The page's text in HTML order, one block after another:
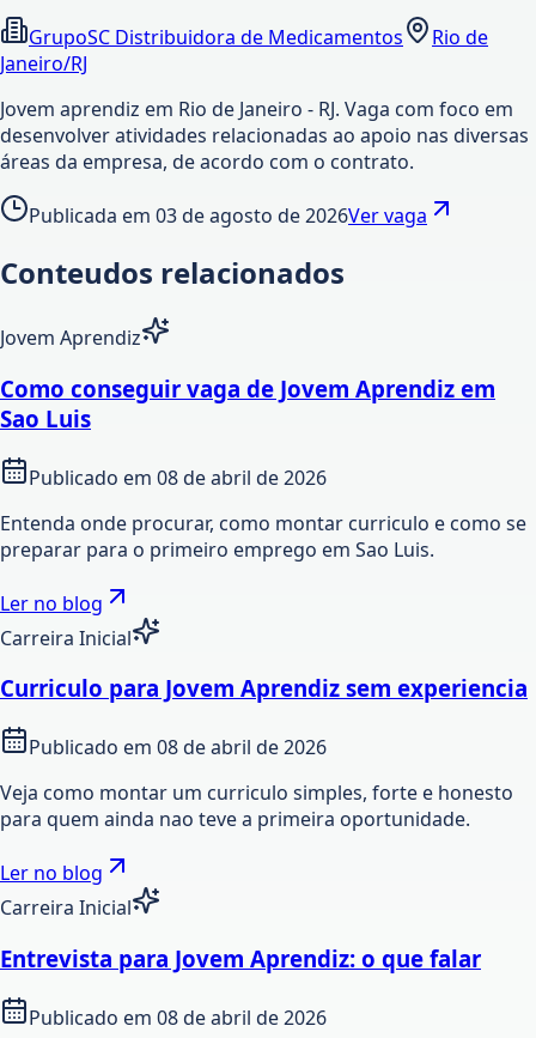
GrupoSC Distribuidora de Medicamentos
Rio de
Janeiro/RJ
Jovem aprendiz em Rio de Janeiro - RJ. Vaga com foco em
desenvolver atividades relacionadas ao apoio nas diversas
áreas da empresa, de acordo com o contrato.
Publicada em 03 de agosto de 2026Ver vaga
Conteudos relacionados
Jovem Aprendiz
Como conseguir vaga de Jovem Aprendiz em
Sao Luis
Publicado em 08 de abril de 2026
Entenda onde procurar, como montar curriculo e como se
preparar para o primeiro emprego em Sao Luis.
Ler no blog
Carreira Inicial
Curriculo para Jovem Aprendiz sem experiencia
Publicado em 08 de abril de 2026
Veja como montar um curriculo simples, forte e honesto
para quem ainda nao teve a primeira oportunidade.
Ler no blog
Carreira Inicial
Entrevista para Jovem Aprendiz: o que falar
Publicado em 08 de abril de 2026